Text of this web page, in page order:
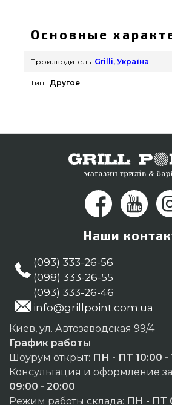
приобрести от надежного
Україна по нормальной цене
каталоге интернет магазина
Комплектующие к
покупателям в регионах:
Основные
Производитель: Grilli, Україна
Тип : Другое
Наши
(093) 333-26-56
(098) 333-26-55
(093) 333-26-46
info@grillpoint.com.ua
Киев, ул. Автозаводская 99/4
График работы
Шоурум открыт: ПН - ПТ 10:00 -
Консультация и оформление
09:00 - 20:00
Режим работы склада: ПН - ПТ